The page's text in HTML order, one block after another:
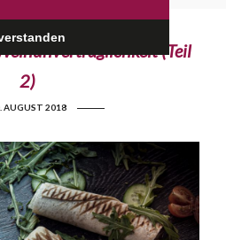
(Teil
2)
AUGUST 2018